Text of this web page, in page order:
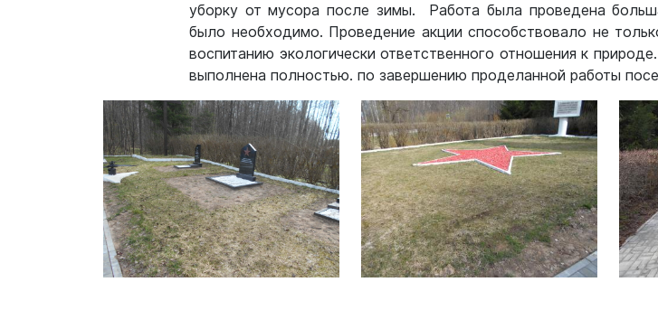
уборку от мусора после зимы. Работа была проведена
было необходимо. Проведение акции способствовало не
воспитанию экологически ответственного отношения к
выполнена полностью. по завершению проделанной работы